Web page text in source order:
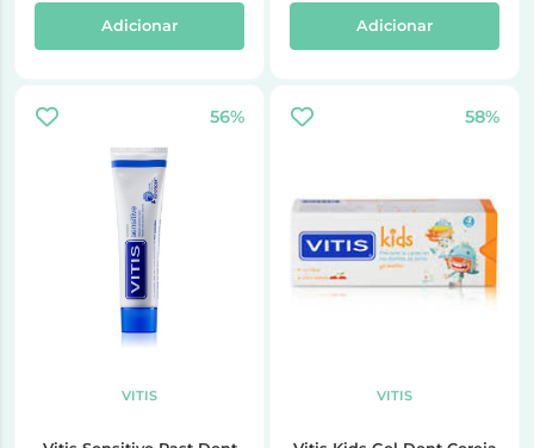
Adicionar Adicionar
56%
VITIS
58%
VITIS